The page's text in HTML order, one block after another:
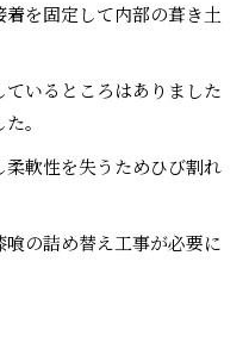
を固定して内部の葺き土
いるところはありました
。
軟性を失うためひび割れ
の詰め替え工事が必要に